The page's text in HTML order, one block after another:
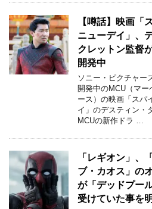
【噂話】映画「
ニューデイ」、
クレットン監督
開発中
ソニー・ピクチャー
開発中のMCU（マ
ース）の映画「スパ
イ」のデスティン・
MCUの新作ドラ …
「レギオン」、
ブ・カオス」の
が「デッドプー
受けていた事を